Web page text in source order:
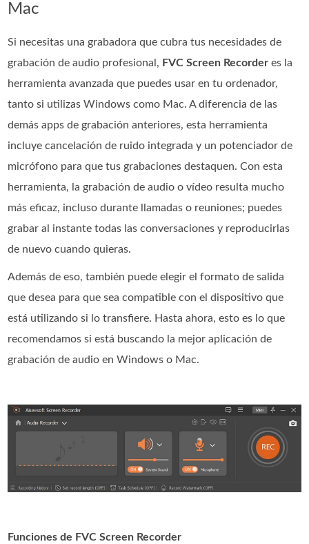
Mac
Si necesitas una grabadora que cubra tus necesidades de
grabación de audio profesional, FVC Screen Recorder es la
herramienta avanzada que puedes usar en tu ordenador,
tanto si utilizas Windows como Mac. A diferencia de las
demás apps de grabación anteriores, esta herramienta
incluye cancelación de ruido integrada y un potenciador de
micrófono para que tus grabaciones destaquen. Con esta
herramienta, la grabación de audio o vídeo resulta mucho
más eficaz, incluso durante llamadas o reuniones; puedes
grabar al instante todas las conversaciones y reproducirlas
de nuevo cuando quieras.
Además de eso, también puede elegir el formato de salida
que desea para que sea compatible con el dispositivo que
está utilizando si lo transfiere. Hasta ahora, esto es lo que
recomendamos si está buscando la mejor aplicación de
grabación de audio en Windows o Mac.
Funciones de FVC Screen Recorder